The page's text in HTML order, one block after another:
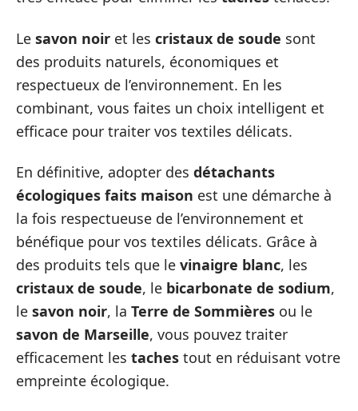
Le savon noir et les cristaux de soude sont
des produits naturels, économiques et
respectueux de l’environnement. En les
combinant, vous faites un choix intelligent et
efficace pour traiter vos textiles délicats.
En définitive, adopter des détachants
écologiques faits maison est une démarche à
la fois respectueuse de l’environnement et
bénéfique pour vos textiles délicats. Grâce à
des produits tels que le vinaigre blanc, les
cristaux de soude, le bicarbonate de sodium,
le savon noir, la Terre de Sommières ou le
savon de Marseille, vous pouvez traiter
efficacement les taches tout en réduisant votre
empreinte écologique.